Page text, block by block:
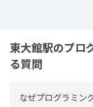
東大館駅のプロ
る質問
なぜプログラミン